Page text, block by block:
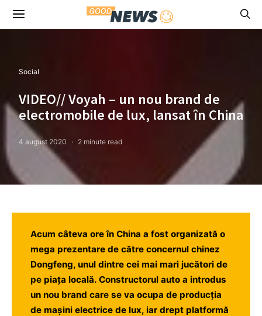
Social
VIDEO// Voyah – un nou brand de
electromobile de lux, lansat în China
4 august 2020 2 minute read
Acum câteva ore în China a fost organizată o
mega prezentare de către concernul chinez
Dongfeng, unul dintre cei mai mari jucători de
pe piaţa locală. Constructorul auto a introdus
un nou brand care se va ocupa de producţia
de maşini electrice de lux, iar drept platformă